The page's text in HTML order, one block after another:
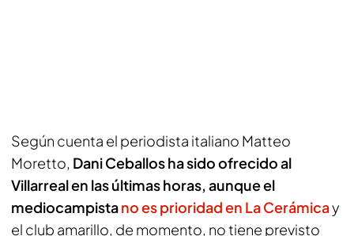
Según cuenta el periodista italiano Matteo
Moretto, Dani Ceballos ha sido ofrecido al
Villarreal en las últimas horas, aunque el
mediocampistano es prioridad en La Cerámicay
el club amarillo, de momento, no tiene previsto